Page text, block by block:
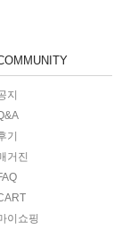
지
기
거진
이쇼핑